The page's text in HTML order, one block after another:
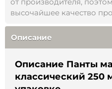
высочайшее качество
Описание
Описание Панты
классический 250